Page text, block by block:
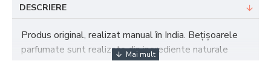
DESCRIERE
Produs original, realizat manual în India. Bețișoarele
parfumate sunt realizate din ingrediente naturale
precum uleiuri, lemn, rădăcini sau ierburi aromatice.